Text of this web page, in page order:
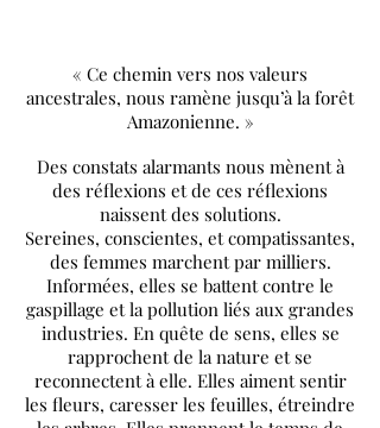
« Ce chemin vers nos valeurs
ancestrales, nous ramène jusqu’à la forêt
Amazonienne. »
Des constats alarmants nous mènent à
des réflexions et de ces réflexions
naissent des solutions.
Sereines, conscientes, et compatissantes,
des femmes marchent par milliers.
Informées, elles se battent contre le
gaspillage et la pollution liés aux grandes
industries. En quête de sens, elles se
rapprochent de la nature et se
reconnectent à elle. Elles aiment sentir
les fleurs, caresser les feuilles, étreindre